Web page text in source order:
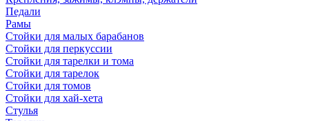
Педали
Рамы
Стойки для малых барабанов
Стойки для перкуссии
Стойки для тарелки и тома
Стойки для тарелок
Стойки для томов
Стойки для хай-хета
Стулья